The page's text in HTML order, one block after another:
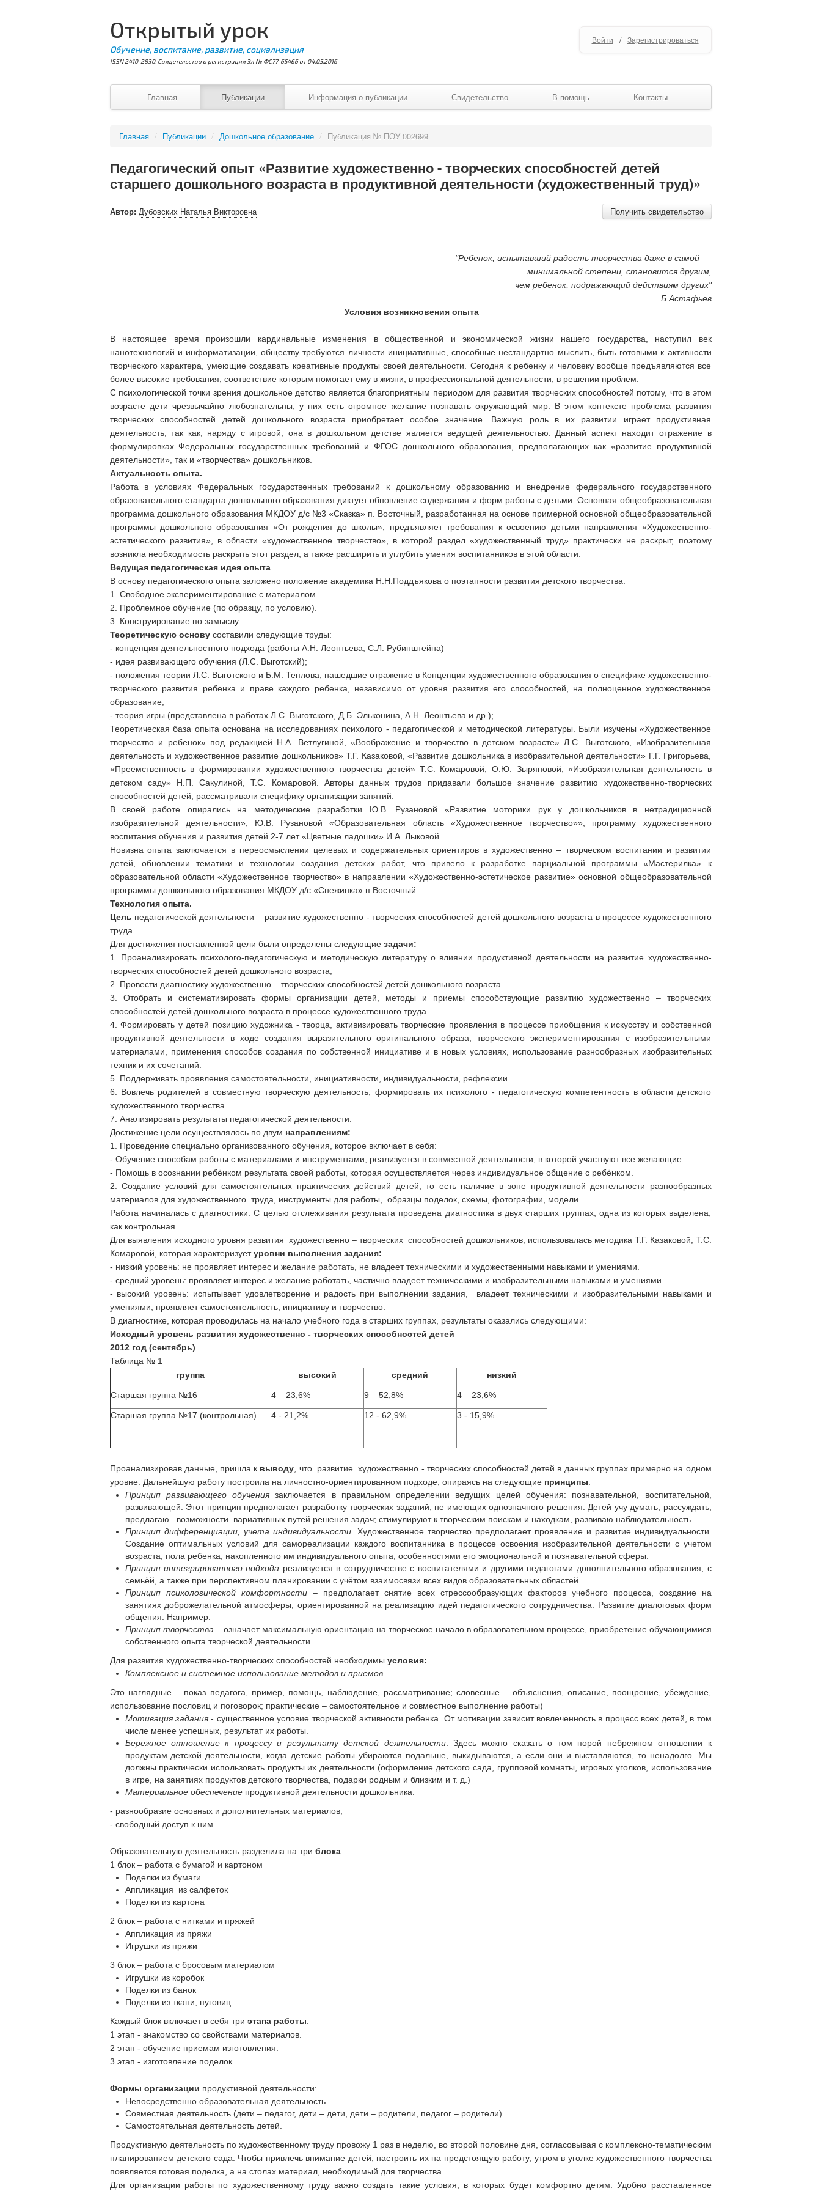
Открытый урок
Обучение, воспитание, развитие, социализация
ISSN 2410-2830. Свидетельство о регистрации Эл № ФС77-65466 от 04.05.2016
Войти / Зарегистрироваться
Главная Публикации Информация о публикации Свидетельство В помощь Контакты
Главная / Публикации / Дошкольное образование / Публикация № ПОУ 002699
Педагогический опыт «Развитие художественно - творческих способностей детей
старшего дошкольного возраста в продуктивной деятельности (художественный труд)»
Получить свидетельство
Автор: Дубовских Наталья Викторовна
"Ребенок, испытавший радость творчества даже в самой
минимальной степени, становится другим,
чем ребенок, подражающий действиям других"
Б.Астафьев
Условия возникновения опыта
В настоящее время произошли кардинальные изменения в общественной и экономической жизни нашего государства, наступил век
нанотехнологий и информатизации, обществу требуются личности инициативные, способные нестандартно мыслить, быть готовыми к активности
творческого характера, умеющие создавать креативные продукты своей деятельности. Сегодня к ребенку и человеку вообще предъявляются все
более высокие требования, соответствие которым помогает ему в жизни, в профессиональной деятельности, в решении проблем.
С психологической точки зрения дошкольное детство является благоприятным периодом для развития творческих способностей потому, что в этом
возрасте дети чрезвычайно любознательны, у них есть огромное желание познавать окружающий мир. В этом контексте проблема развития
творческих способностей детей дошкольного возраста приобретает особое значение. Важную роль в их развитии играет продуктивная
деятельность, так как, наряду с игровой, она в дошкольном детстве является ведущей деятельностью. Данный аспект находит отражение в
формулировках Федеральных государственных требований и ФГОС дошкольного образования, предполагающих как «развитие продуктивной
деятельности», так и «творчества» дошкольников.
Актуальность опыта.
Работа в условиях Федеральных государственных требований к дошкольному образованию и внедрение федерального государственного
образовательного стандарта дошкольного образования диктует обновление содержания и форм работы с детьми. Основная общеобразовательная
программа дошкольного образования МКДОУ д/с №3 «Сказка» п. Восточный, разработанная на основе примерной основной общеобразовательной
программы дошкольного образования «От рождения до школы», предъявляет требования к освоению детьми направления «Художественно-
эстетического развития», в области «художественное творчество», в которой раздел «художественный труд» практически не раскрыт, поэтому
возникла необходимость раскрыть этот раздел, а также расширить и углубить умения воспитанников в этой области.
Ведущая педагогическая идея опыта
В основу педагогического опыта заложено положение академика Н.Н.Поддъякова о поэтапности развития детского творчества:
1. Свободное экспериментирование с материалом.
2. Проблемное обучение (по образцу, по условию).
3. Конструирование по замыслу.
Теоретическую основусоставили следующие труды:
- концепция деятельностного подхода (работы А.Н. Леонтьева, С.Л. Рубинштейна)
- идея развивающего обучения (Л.С. Выготский);
- положения теории Л.С. Выготского и Б.М. Теплова, нашедшие отражение в Концепции художественного образования о специфике художественно-
творческого развития ребенка и праве каждого ребенка, независимо от уровня развития его способностей, на полноценное художественное
образование;
- теория игры (представлена в работах Л.С. Выготского, Д.Б. Эльконина, А.Н. Леонтьева и др.);
Теоретическая база опыта основана на исследованиях психолого - педагогической и методической литературы. Были изучены «Художественное
творчество и ребенок» под редакцией Н.А. Ветлугиной, «Воображение и творчество в детском возрасте» Л.С. Выготского, «Изобразительная
деятельность и художественное развитие дошкольников» Т.Г. Казаковой, «Развитие дошкольника в изобразительной деятельности» Г.Г. Григорьева,
«Преемственность в формировании художественного творчества детей» Т.С. Комаровой, О.Ю. Зыряновой, «Изобразительная деятельность в
детском саду» Н.П. Сакулиной, Т.С. Комаровой. Авторы данных трудов придавали большое значение развитию художественно-творческих
способностей детей, рассматривали специфику организации занятий.
В своей работе опирались на методические разработки Ю.В. Рузановой «Развитие моторики рук у дошкольников в нетрадиционной
изобразительной деятельности», Ю.В. Рузановой «Образовательная область «Художественное творчество»», программу художественного
воспитания обучения и развития детей 2-7 лет «Цветные ладошки» И.А. Лыковой.
Новизна опыта заключается в переосмыслении целевых и содержательных ориентиров в художественно – творческом воспитании и развитии
детей, обновлении тематики и технологии создания детских работ, что привело к разработке парциальной программы «Мастерилка» к
образовательной области «Художественное творчество» в направлении «Художественно-эстетическое развитие» основной общеобразовательной
программы дошкольного образования МКДОУ д/с «Снежинка» п.Восточный.
Технология опыта.
Цель педагогической деятельности – развитие художественно - творческих способностей детей дошкольного возраста в процессе художественного
труда.
Для достижения поставленной цели были определены следующие задачи:
1. Проанализировать психолого-педагогическую и методическую литературу о влиянии продуктивной деятельности на развитие художественно-
творческих способностей детей дошкольного возраста;
2. Провести диагностику художественно – творческих способностей детей дошкольного возраста.
3. Отобрать и систематизировать формы организации детей, методы и приемы способствующие развитию художественно – творческих
способностей детей дошкольного возраста в процессе художественного труда.
4. Формировать у детей позицию художника - творца, активизировать творческие проявления в процессе приобщения к искусству и собственной
продуктивной деятельности в ходе создания выразительного оригинального образа, творческого экспериментирования с изобразительными
материалами, применения способов создания по собственной инициативе и в новых условиях, использование разнообразных изобразительных
техник и их сочетаний.
5. Поддерживать проявления самостоятельности, инициативности, индивидуальности, рефлексии.
6. Вовлечь родителей в совместную творческую деятельность, формировать их психолого - педагогическую компетентность в области детского
художественного творчества.
7. Анализировать результаты педагогической деятельности.
Достижение цели осуществлялось по двум направлениям:
1. Проведение специально организованного обучения, которое включает в себя:
- Обучение способам работы с материалами и инструментами, реализуется в совместной деятельности, в которой участвуют все желающие.
- Помощь в осознании ребёнком результата своей работы, которая осуществляется через индивидуальное общение с ребёнком.
2. Создание условий для самостоятельных практических действий детей, то есть наличие в зоне продуктивной деятельности разнообразных
материалов для художественного труда, инструменты для работы, образцы поделок, схемы, фотографии, модели.
Работа начиналась с диагностики. С целью отслеживания результата проведена диагностика в двух старших группах, одна из которых выделена,
как контрольная.
Для выявления исходного уровня развития художественно – творческих способностей дошкольников, использовалась методика Т.Г. Казаковой, Т.С.
Комаровой, которая характеризуетуровни выполнения задания:
- низкий уровень: не проявляет интерес и желание работать, не владеет техническими и художественными навыками и умениями.
- средний уровень: проявляет интерес и желание работать, частично владеет техническими и изобразительными навыками и умениями.
- высокий уровень: испытывает удовлетворение и радость при выполнении задания, владеет техническими и изобразительными навыками и
умениями, проявляет самостоятельность, инициативу и творчество.
В диагностике, которая проводилась на начало учебного года в старших группах, результаты оказались следующими:
Исходный уровень развития художественно - творческих способностей детей
2012 год (сентябрь)
Таблица № 1
группа
высокий средний низкий
Старшая группа №16 4 – 23,6% 9 – 52,8% 4 – 23,6%
Старшая группа №17 (контрольная) 4 - 21,2% 12 - 62,9% 3 - 15,9%
Проанализировав данные, пришла к выводу , что развитие художественно - творческих способностей детей в данных группах примерно на одном
уровне. Дальнейшую работу построила на личностно-ориентированном подходе, опираясь на следующие принципы:
Принцип развивающего обучения заключается в правильном определении ведущих целей обучения: познавательной, воспитательной,
развивающей. Этот принцип предполагает разработку творческих заданий, не имеющих однозначного решения. Детей учу думать, рассуждать,
предлагаю возможности вариативных путей решения задач; стимулируют к творческим поискам и находкам, развиваю наблюдательность.
Принцип дифференциации, учета индивидуальности.
Художественное творчество предполагает проявление и развитие индивидуальности.
Создание оптимальных условий для самореализации каждого воспитанника в процессе освоения изобразительной деятельности с учетом
возраста, пола ребенка, накопленного им индивидуального опыта, особенностями его эмоциональной и познавательной сферы.
Принцип интегрированного подхода реализуется в сотрудничестве с воспитателями и другими педагогами дополнительного образования, с
семьёй, а также при перспективном планировании с учётом взаимосвязи всех видов образовательных областей.
Принцип психологической комфортности– предполагает снятие всех стрессообразующих факторов учебного процесса, создание на
занятиях доброжелательной атмосферы, ориентированной на реализацию идей педагогического сотрудничества. Развитие диалоговых форм
общения. Например:
Принцип творчества – означает максимальную ориентацию на творческое начало в образовательном процессе, приобретение обучающимися
собственного опыта творческой деятельности.
Для развития художественно-творческих способностей необходимы условия:
Комплексное и системное использование методов и приемов.
Это наглядные – показ педагога, пример, помощь, наблюдение, рассматривание; словесные – объяснения, описание, поощрение, убеждение,
использование пословиц и поговорок; практические – самостоятельное и совместное выполнение работы)
Мотивация задания- существенное условие творческой активности ребенка. От мотивации зависит вовлеченность в процесс всех детей, в том
числе менее успешных, результат их работы.
Бережное отношение к процессу и результату детской деятельности. Здесь можно сказать о том порой небрежном отношении к
продуктам детской деятельности, когда детские работы убираются подальше, выкидываются, а если они и выставляются, то ненадолго. Мы
должны практически использовать продукты их деятельности (оформление детского сада, групповой комнаты, игровых уголков, использование
в игре, на занятиях продуктов детского творчества, подарки родным и близким и т. д.)
Материальное обеспечениепродуктивной деятельности дошкольника:
- разнообразие основных и дополнительных материалов,
- свободный доступ к ним.
Образовательную деятельность разделила на три блока:
1 блок – работа с бумагой и картоном
Поделки из бумаги
Аппликация из салфеток
Поделки из картона
2 блок – работа с нитками и пряжей
Аппликация из пряжи
Игрушки из пряжи
3 блок – работа с бросовым материалом
Игрушки из коробок
Поделки из банок
Поделки из ткани, пуговиц
Каждый блок включает в себя три этапа работы:
1 этап - знакомство со свойствами материалов.
2 этап - обучение приемам изготовления.
3 этап - изготовление поделок.
Формы организации продуктивной деятельности:
Непосредственно образовательная деятельность.
Совместная деятельность (дети – педагог, дети – дети, дети – родители, педагог – родители).
Самостоятельная деятельность детей.
Продуктивную деятельность по художественному труду провожу 1 раз в неделю, во второй половине дня, согласовывая с комплексно-тематическим
планированием детского сада. Чтобы привлечь внимание детей, настроить их на предстоящую работу, утром в уголке художественного творчества
появляется готовая поделка, а на столах материал, необходимый для творчества.
Для организации работы по художественному труду важно создать такие условия, в которых будет комфортно детям. Удобно расставленное